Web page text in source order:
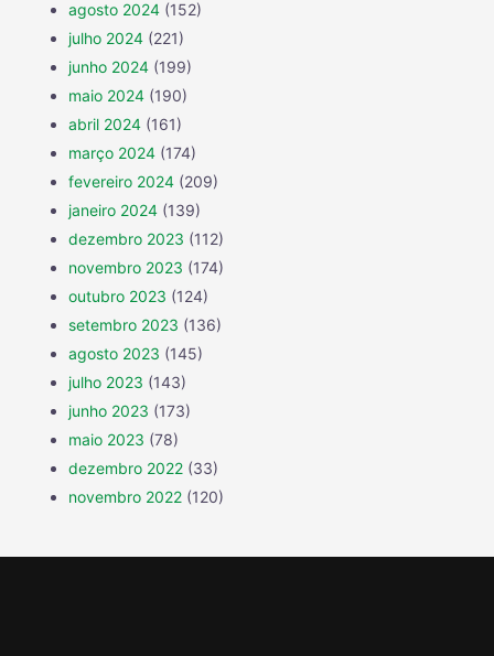
agosto 2024 (152)
julho 2024 (221)
junho 2024 (199)
maio 2024 (190)
abril 2024 (161)
março 2024 (174)
fevereiro 2024 (209)
janeiro 2024 (139)
dezembro 2023 (112)
novembro 2023 (174)
outubro 2023 (124)
setembro 2023 (136)
agosto 2023 (145)
julho 2023 (143)
junho 2023 (173)
maio 2023 (78)
dezembro 2022 (33)
novembro 2022 (120)